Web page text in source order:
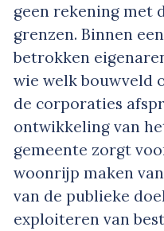
geen rekening met
grenzen. Binnen
betrokken
wie welk bouwveld
de corporaties
ontwikkeling van
gemeente zorgt
woonrijp maken
van de publieke
exploiteren van